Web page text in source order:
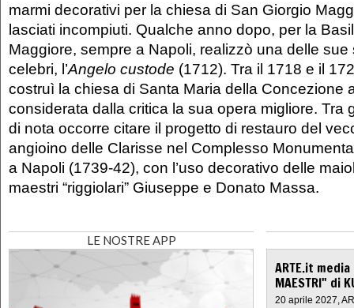
marmi decorativi per la chiesa di San Giorgio
lasciati incompiuti. Qualche anno dopo, per la
Maggiore, sempre a Napoli, realizzò una delle sue
celebri, l’Angelo custode (1712). Tra il 1718 e il
costruì la chiesa di Santa Maria della Concezione
considerata dalla critica la sua opera migliore. Tra
di nota occorre citare il progetto di restauro del
angioino delle Clarisse nel Complesso
a Napoli (1739-42), con l’uso decorativo delle
maestri “riggiolari” Giuseppe e Donato Massa.
LE NOSTRE APP
ARTE.it
MAESTRI" di
20 aprile 2027,